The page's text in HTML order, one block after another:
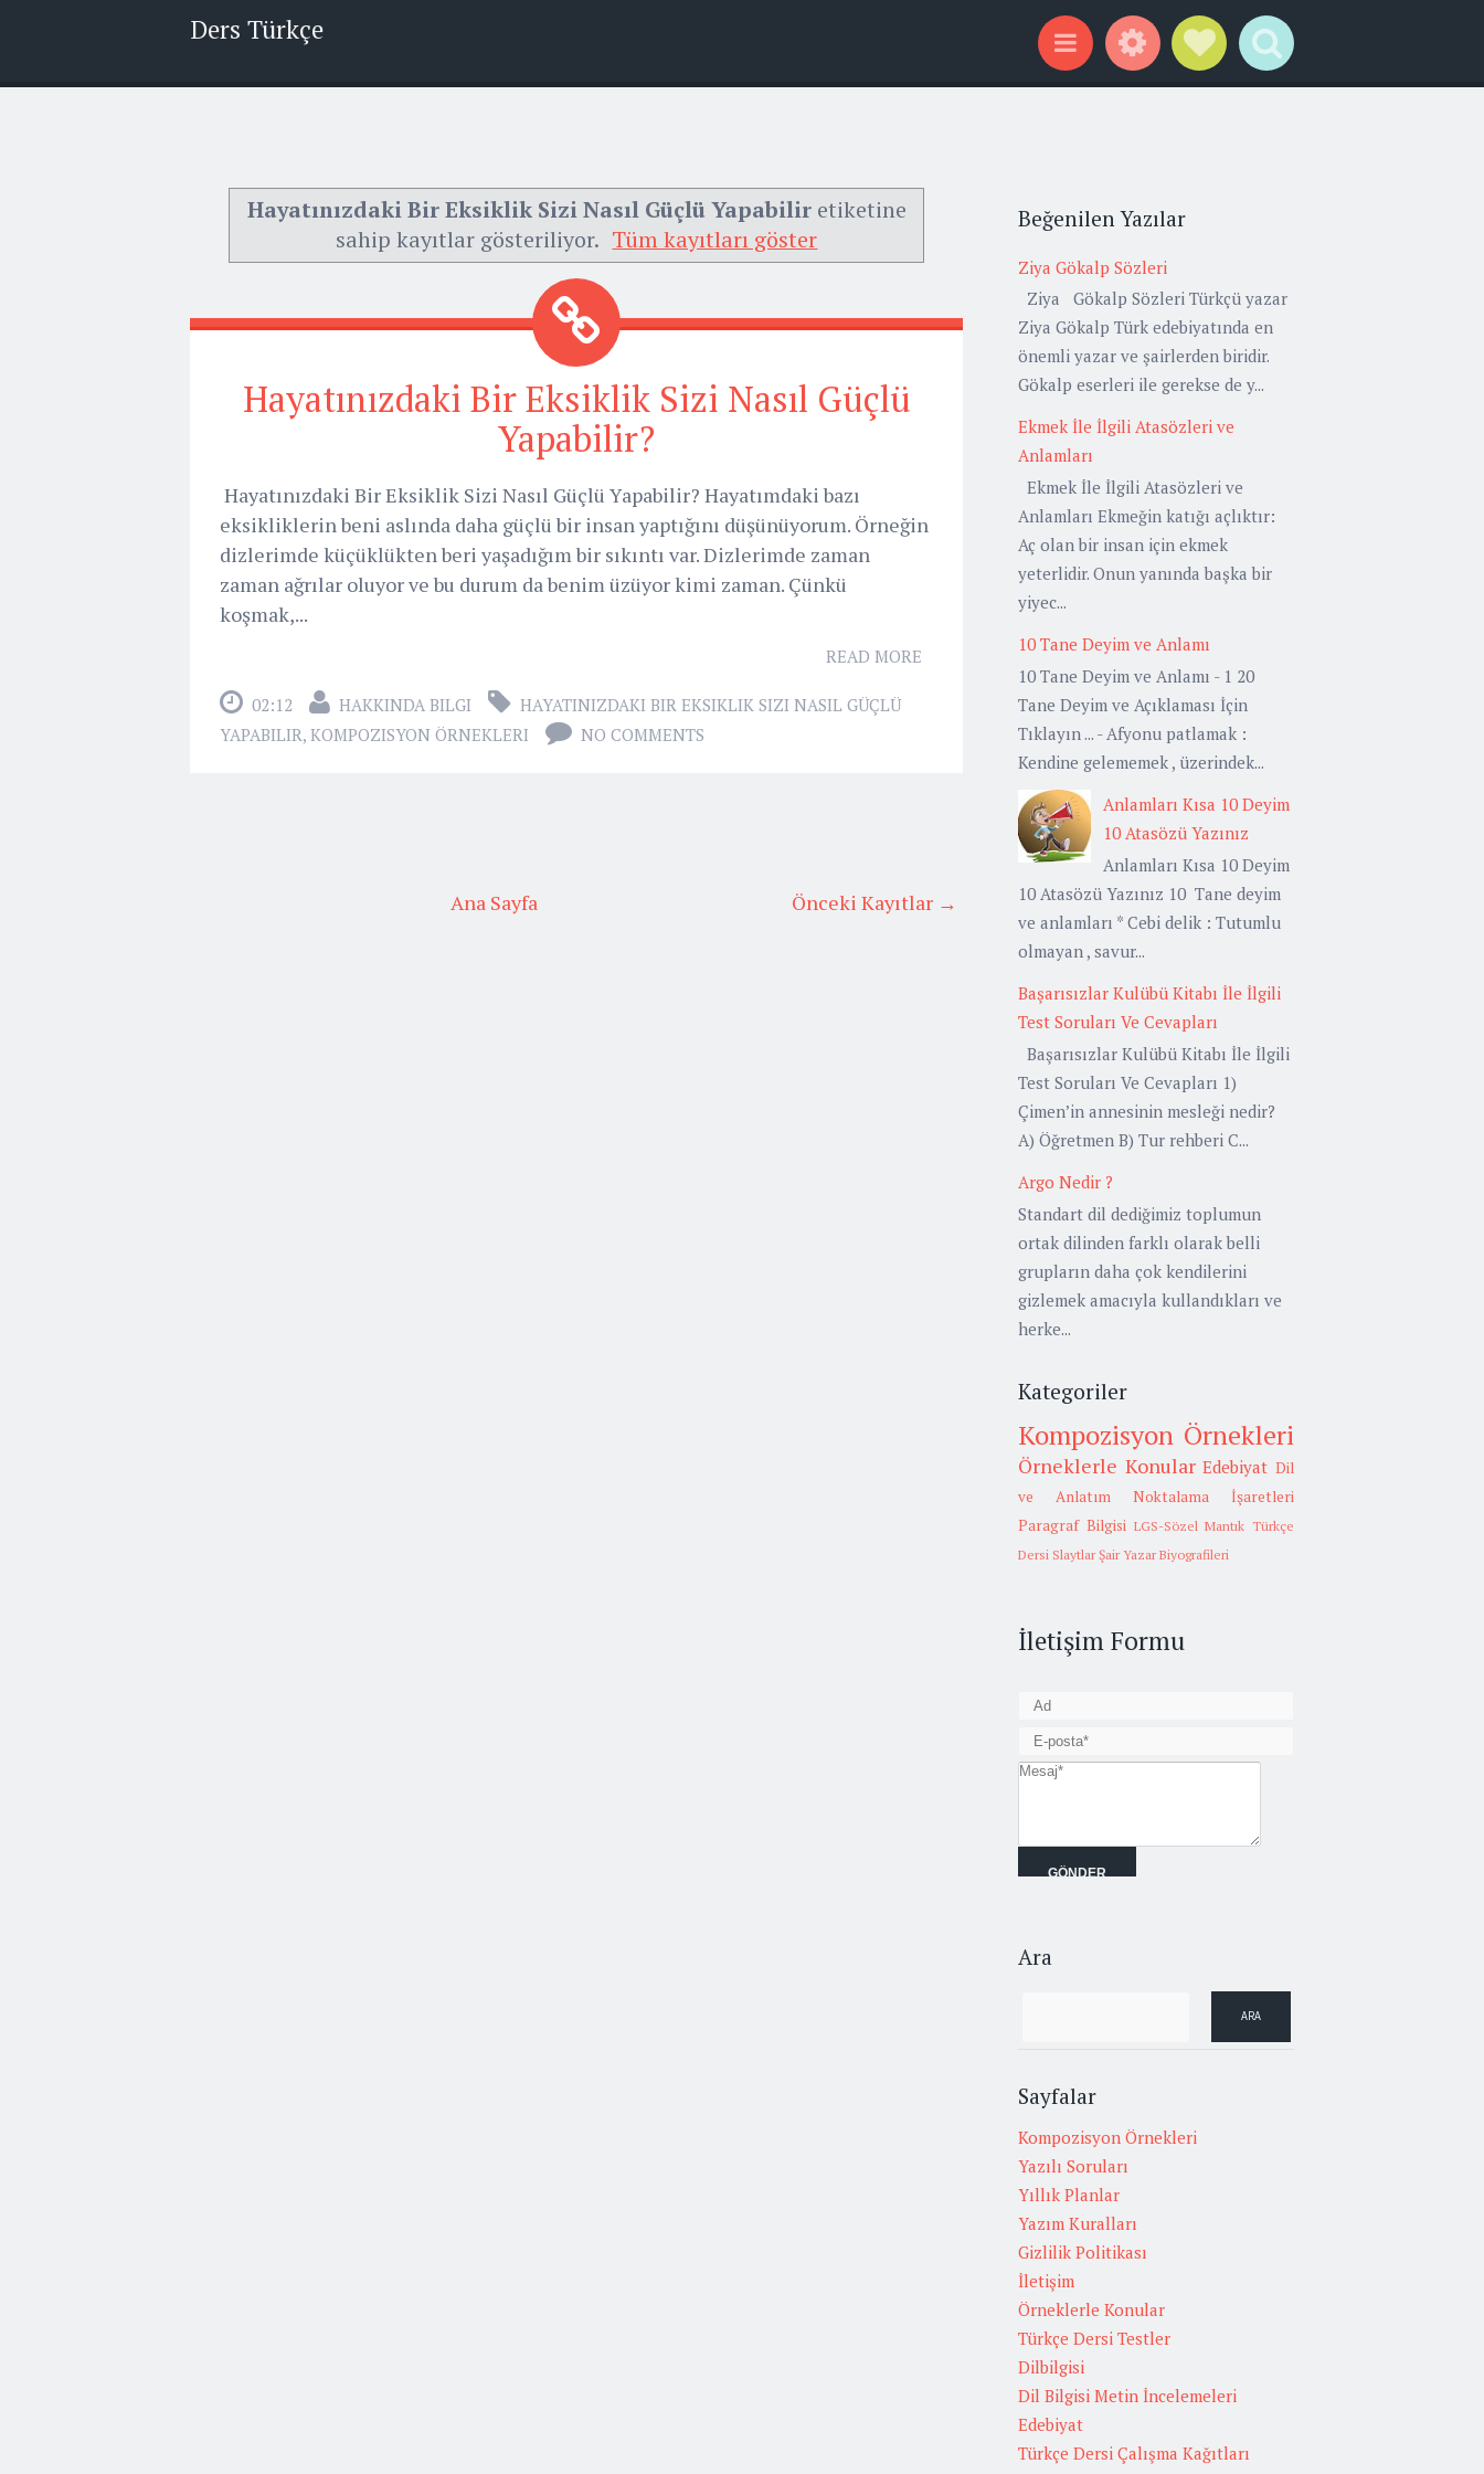
Ders Türkçe
Menu WidgetsSocial Links
Search
Hayatınızdaki Bir Eksiklik Sizi Nasıl Güçlü Yapabiliretiketine
sahip kayıtlar gösteriliyor. Tüm kayıtları göster
Hayatınızdaki Bir Eksiklik Sizi Nasıl Güçlü
Yapabilir?
Hayatınızdaki Bir Eksiklik Sizi Nasıl Güçlü Yapabilir? Hayatımdaki bazı
eksikliklerin beni aslında daha güçlü bir insan yaptığını düşünüyorum. Örneğin
dizlerimde küçüklükten beri yaşadığım bir sıkıntı var. Dizlerimde zaman
zaman ağrılar oluyor ve bu durum da benim üzüyor kimi zaman. Çünkü
koşmak,...
READ MORE
02:12 HAKKINDA BILGI
HAYATINIZDAKI BIR EKSIKLIK SIZI NASIL GÜÇLÜ
YAPABILIR, KOMPOZISYON ÖRNEKLERI NO COMMENTS
Önceki Kayıtlar →
Ana Sayfa
Beğenilen Yazılar
Ziya Gökalp Sözleri
Ziya Gökalp Sözleri Türkçü yazar
Ziya Gökalp Türk edebiyatında en
önemli yazar ve şairlerden biridir.
Gökalp eserleri ile gerekse de y...
Ekmek İle İlgili Atasözleri ve
Anlamları
Ekmek İle İlgili Atasözleri ve
Anlamları Ekmeğin katığı açlıktır:
Aç olan bir insan için ekmek
yeterlidir. Onun yanında başka bir
yiyec...
10 Tane Deyim ve Anlamı
10 Tane Deyim ve Anlamı - 1 20
Tane Deyim ve Açıklaması İçin
Tıklayın ... - Afyonu patlamak :
Kendine gelememek , üzerindek...
Anlamları Kısa 10 Deyim
10 Atasözü Yazınız
Anlamları Kısa 10 Deyim
10 Atasözü Yazınız 10 Tane deyim
ve anlamları * Cebi delik : Tutumlu
olmayan , savur...
Başarısızlar Kulübü Kitabı İle İlgili
Test Soruları Ve Cevapları
Başarısızlar Kulübü Kitabı İle İlgili
Test Soruları Ve Cevapları 1)
Çimen’in annesinin mesleği nedir?
A) Öğretmen B) Tur rehberi C...
Argo Nedir ?
Standart dil dediğimiz toplumun
ortak dilinden farklı olarak belli
grupların daha çok kendilerini
gizlemek amacıyla kullandıkları ve
herke...
Kategoriler
Kompozisyon Örnekleri
Örneklerle Konular Edebiyat Dil
ve Anlatım
Noktalama İşaretleri
Paragraf Bilgisi LGS-Sözel Mantık Türkçe
Dersi Slaytlar Şair Yazar Biyografileri
İletişim Formu
Ara
Sayfalar
Kompozisyon Örnekleri
Yazılı Soruları
Yıllık Planlar
Yazım Kuralları
Gizlilik Politikası
İletişim
Örneklerle Konular
Türkçe Dersi Testler
Dilbilgisi
Dil Bilgisi Metin İncelemeleri
Edebiyat
Türkçe Dersi Çalışma Kağıtları